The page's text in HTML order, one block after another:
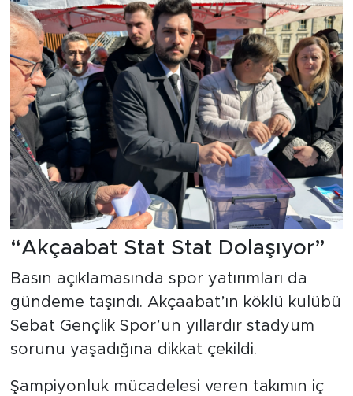
“Akçaabat Stat Stat Dolaşıyor”
Basın açıklamasında spor yatırımları da
gündeme taşındı. Akçaabat’ın köklü kulübü
Sebat Gençlik Spor’un yıllardır stadyum
sorunu yaşadığına dikkat çekildi.
Şampiyonluk mücadelesi veren takımın iç